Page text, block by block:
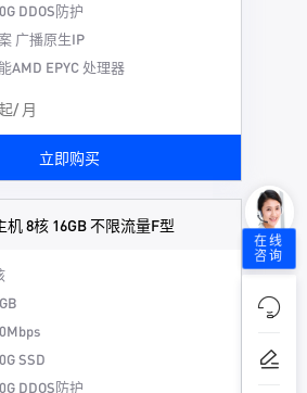
DDOS防护
广播原生IP
AMD EPYC 处理器
/ 月
立即购买
8核 16GB 不限流量F型
SSD
DDOS防护
在线
咨询